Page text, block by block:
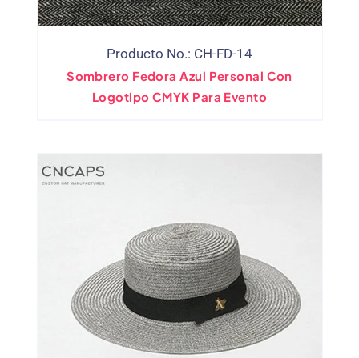
Producto No.: CH-FD-14
Sombrero Fedora Azul Personal Con
Logotipo CMYK Para Evento